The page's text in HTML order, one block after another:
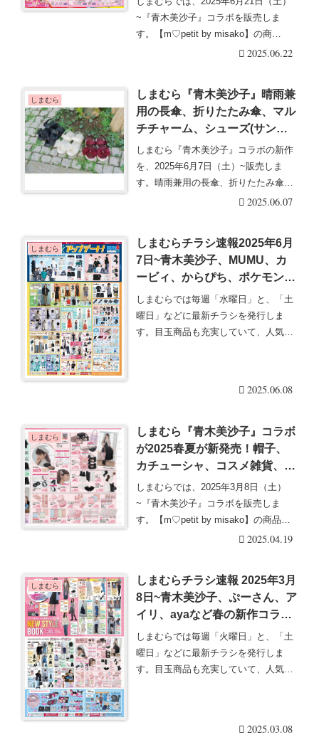
ロミのお茶会の柄でアパレルや
バッグ、雑貨、インテリアも！
口コミ、売り切れは？品番、種
~『青木美沙子』コラボを販売しま
す。【m♡petit by misako】の商
2025.06.22
しまむら
しまむら『青木美沙子』晴雨兼
用の長傘、折りたたみ傘、マル
チチャーム、シューズ(サンダ
ル、スニーカー)が2025/6/7よ
り新発売！口コミ、売り切れ、
入荷数、販売状況まとめ！再販
売は？パゴダ傘も大人気！
しまむら『青木美沙子』コラボの新作
を、2025年6月7日（土）~販売しま
す。晴雨兼用の長傘、折りたたみ傘、
マルチチャーム・・・続きを読む
2025.06.07
しまむら
しまむらチラシ速報2025年6月
7日~青木美沙子、MUMU、カ
ービィ、からぴち、ポケモンの
レイングッズ！pusan、Hina
の夏の洋服、雑貨も新発売！超
特急×リーボックは父の日にオ
しまむらでは毎週「水曜日」と、「土
曜日」などに最新チラシを発行しま
す。目玉商品も充実していて、人気の
2025.06.08
しまむら
しまむら『青木美沙子』コラボ
が2025春夏が新発売！帽子、
カチューシャ、コスメ雑貨、寝
具も！口コミ、売り切れは？品
番、種類、販売方法まとめ！受
注生産で再販売も実施！
しまむらでは、2025年3月8日（土）
~『青木美沙子』コラボを販売しま
す。【m♡petit by misako】の商品
2025.04.19
しまむら
しまむらチラシ速報 2025年3月
8日~青木美沙子、ぷーさん、ア
イリ、ayaなど春の新作コラボ
が発売！沖縄の店舗限定も！
しまむらでは毎週「火曜日」と、「土
曜日」などに最新チラシを発行しま
す。目玉商品も充実していて、人気の
2025.03.08